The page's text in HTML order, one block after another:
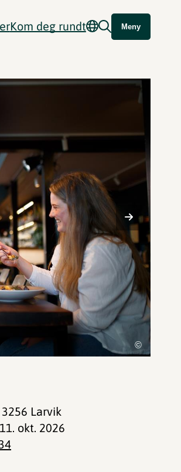
Kom deg rundt Meny
©
3256 Larvik
okt. 2026